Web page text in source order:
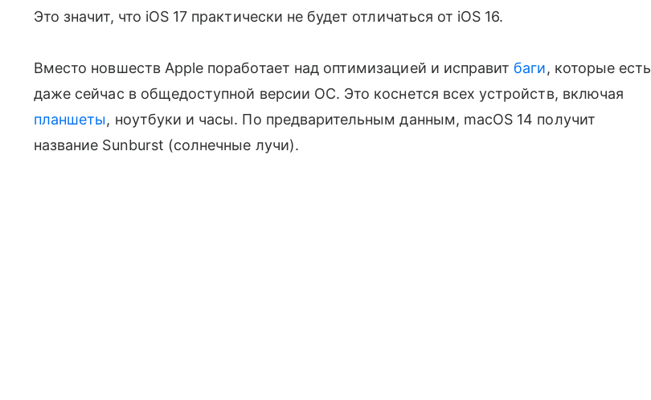
Это значит, что iOS 17 практически не будет отличаться от iOS 16.
Вместо новшеств Apple поработает над оптимизацией и исправит баги, которые есть
даже сейчас в общедоступной версии ОС. Это коснется всех устройств, включая
планшеты, ноутбуки и часы. По предварительным данным, macOS 14 получит
название Sunburst (солнечные лучи).